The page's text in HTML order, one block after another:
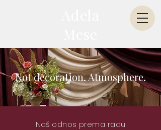
Not decoration. Atmosphere.
Naš odnos prema radu